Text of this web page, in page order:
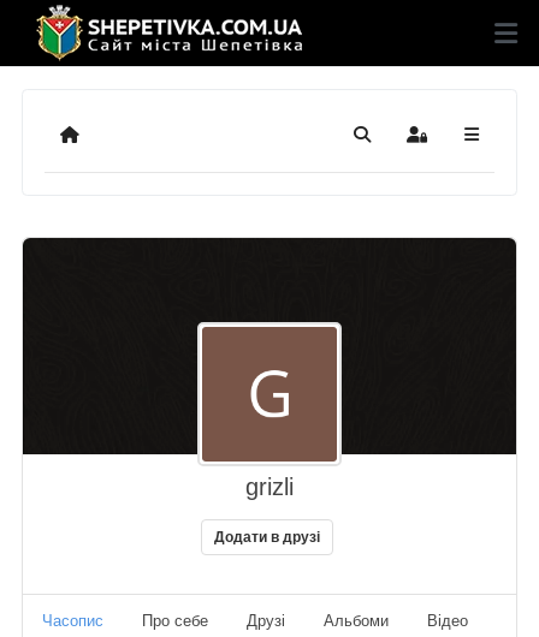
Додому ПошукSign In
grizli
Додати в друзі
Часопис Про себе Друзі Альбоми Відео